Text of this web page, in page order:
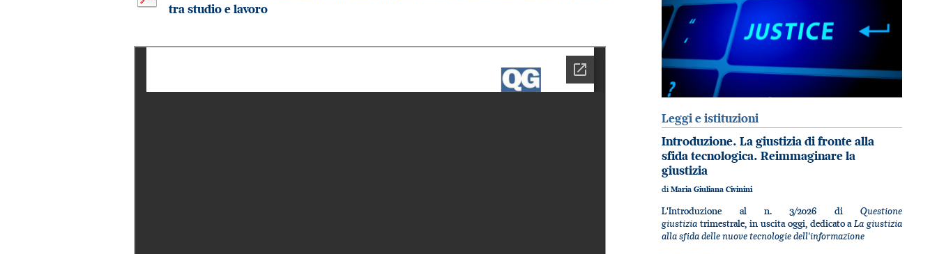
tra studio e lavoro
Leggi e istituzioni
Introduzione. La giustizia di fronte alla
sfida tecnologica. Reimmaginare la
giustizia
diMaria Giuliana Civinini
L'Introduzione al n. 3/2026 di Questione
giustiziatrimestrale, in uscita oggi, dedicato aLa giustizia
alla sfida delle nuove tecnologie dell'informazione